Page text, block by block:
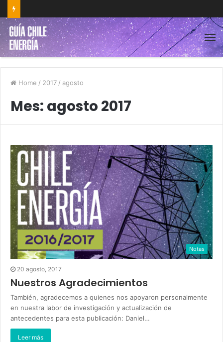
Home / 2017 / agosto
Mes: agosto 2017
Notas
20 agosto, 2017
Nuestros Agradecimientos
También, agradecemos a quienes nos apoyaron personalmente
en nuestra labor de investigación y actualización de
antecedentes para esta publicación: Daniel…
Leer más